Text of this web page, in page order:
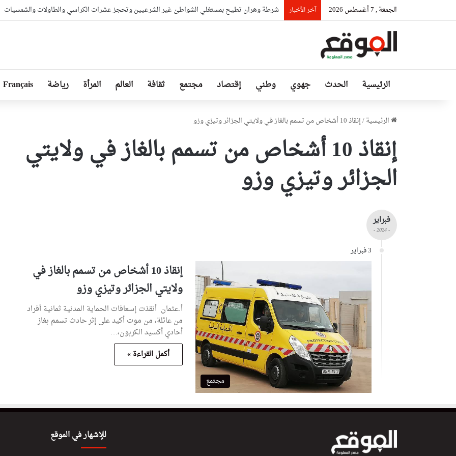
الجمعة , 7 أغسطس 2026 آخر الأخبار شرطة وهران تطيح بمستغلي الشواطئ غير الشرعيين وتحجز عشرات الكراسي والطاولات والشمسيات
الرئيسية الحدث جهوي وطني إقتصاد مجتمع ثقافة العالم المرأة رياضة Français
الرئيسية/إنقاذ 10 أشخاص من تسمم بالغاز في ولايتي الجزائر وتيزي وزو
إنقاذ 10 أشخاص من تسمم بالغاز في ولايتي
الجزائر وتيزي وزو
فبراير
- 2024 -
3 فبراير
مجتمع
إنقاذ 10 أشخاص من تسمم بالغاز في
ولايتي الجزائر وتيزي وزو
أ.عثمان أنقذت إسعافات الحماية المدنية ثمانية أفراد
من عائلة، من موت أكيد على إثر حادث تسمم بغاز
أحادي أكسيد الكربون،…
أكمل القراءة »
للإشهار في الموقع